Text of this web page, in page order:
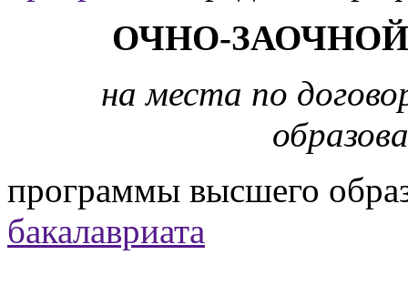
ОЧНО-
на места по
программы высшего
бакалавриата